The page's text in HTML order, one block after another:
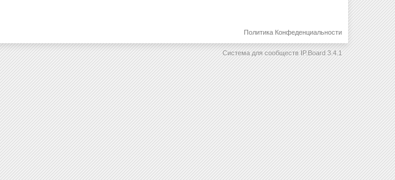
Политика Конфеденциальности
Система для сообществ IP.Board 3.4.1